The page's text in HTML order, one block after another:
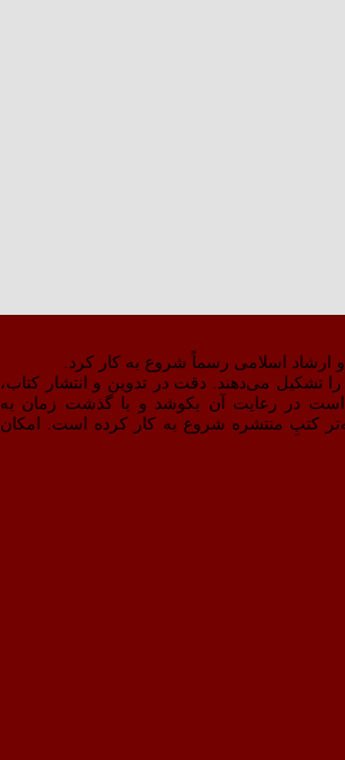
تشکیل می‌دهند. دقت در تدوین و انتشار کتاب،‌
در رعایت آن بکوشد و با گذشت زمان به
گذاشتنِ بهتر و به‌صرفه‌تر کتبِ منتشره شروع به کار کرده است. امکان